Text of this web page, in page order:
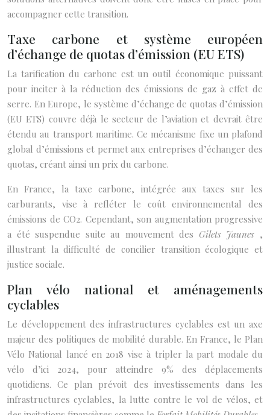
accompagner cette transition.
Taxe carbone et système européen
d’échange de quotas d’émission (EU ETS)
La tarification du carbone est un outil économique puissant
pour inciter à la réduction des émissions de gaz à effet de
serre. En Europe, le système d’échange de quotas d’émission
(EU ETS) couvre déjà le secteur de l’aviation et devrait être
étendu au transport maritime. Ce mécanisme fixe un plafond
global d’émissions et permet aux entreprises d’échanger des
quotas, créant ainsi un prix du carbone.
En France, la taxe carbone, intégrée aux taxes sur les
carburants, vise à refléter le coût environnemental des
émissions de CO2. Cependant, son augmentation progressive
a été suspendue suite au mouvement des Gilets Jaunes ,
illustrant la difficulté de concilier transition écologique et
justice sociale.
Plan vélo national et aménagements
cyclables
Le développement des infrastructures cyclables est un axe
majeur des politiques de mobilité durable. En France, le Plan
Vélo National lancé en 2018 vise à tripler la part modale du
vélo d’ici 2024, pour atteindre 9% des déplacements
quotidiens. Ce plan prévoit des investissements dans les
infrastructures cyclables, la lutte contre le vol de vélos, et